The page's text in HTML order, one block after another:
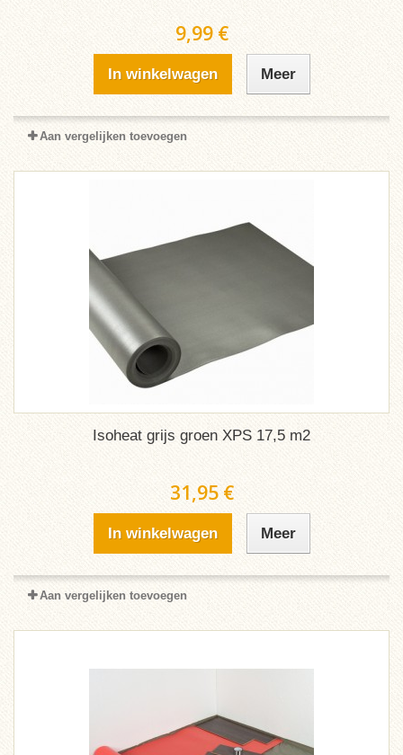
9,99 €
In winkelwagen Meer
Aan vergelijken toevoegen
Isoheat grijs groen XPS 17,5 m2
31,95 €
In winkelwagen Meer
Aan vergelijken toevoegen